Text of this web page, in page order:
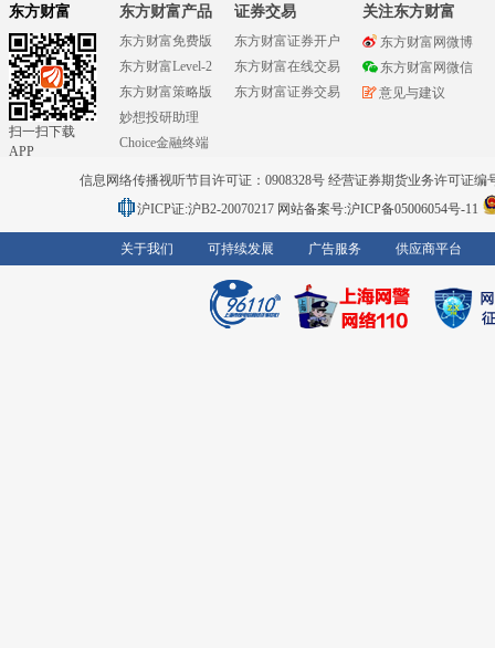
东方财富
扫一扫下载
APP
东方财富产品
东方财富免费版
东方财富Level-2
东方财富策略版
妙想投研助理
Choice金融终端
证券交易
东方财富证券开户
东方财富在线交易
东方财富证券交易
关注东方财富
东方财富网微博
东方财富网微信
意见与建议
信息网络传播视听节目许可证：0908328号 经营证券期货业务许可证编
沪ICP证:沪B2-20070217 网站备案号:沪ICP备05006054号-11
关于我们 可持续发展 广告服务 供应商平台